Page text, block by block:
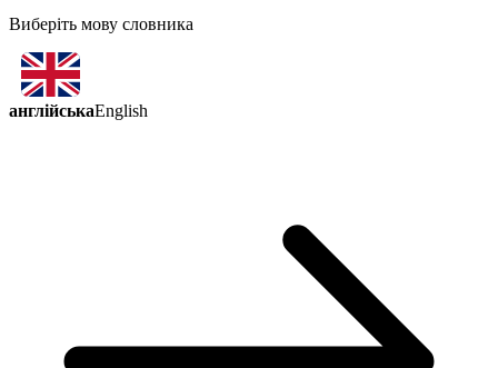
Виберіть мову словника
англійськаEnglish